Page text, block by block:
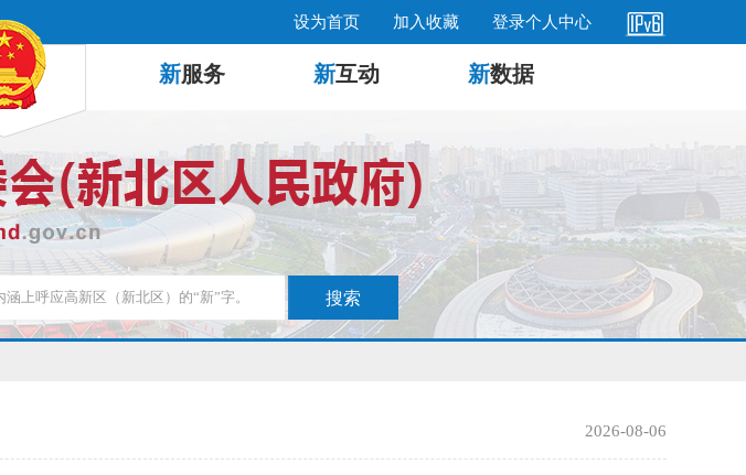
设为首页 加入收藏 登录个人中心
新服务 新互动 新数据
2026-08-06